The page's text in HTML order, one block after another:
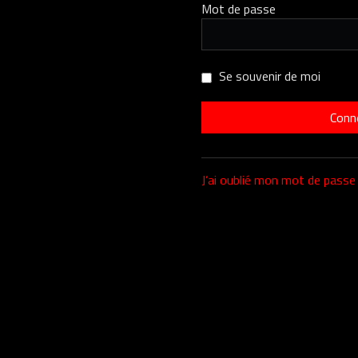
Mot de passe
Se souvenir de moi
J’ai oublié mon mot de passe